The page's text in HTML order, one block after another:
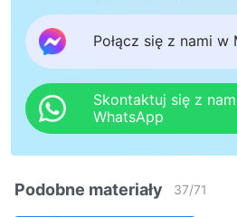
Połącz się z nami w
Skontaktuj się z
WhatsApp
Podobne materiały 37/71